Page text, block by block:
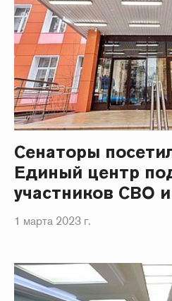
Сенаторы
Единый центр
участников СВО
1 марта 2023 г.